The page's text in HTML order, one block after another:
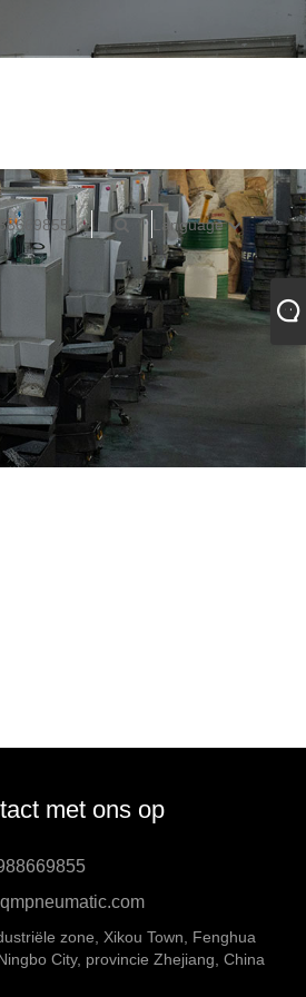
Language
met ons op
zone, Xikou Town, Fenghua
City, provincie Zhejiang, China